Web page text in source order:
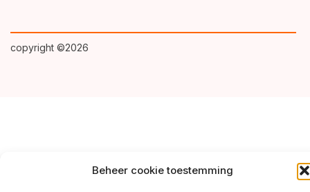
Beheer cookie toestemming
copyright ©2026